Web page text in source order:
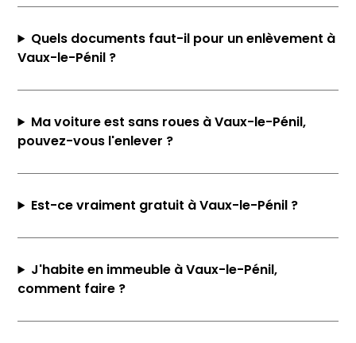
Quels documents faut-il pour un enlèvement à
Vaux-le-Pénil ?
Ma voiture est sans roues à Vaux-le-Pénil,
pouvez-vous l'enlever ?
Est-ce vraiment gratuit à Vaux-le-Pénil ?
J'habite en immeuble à Vaux-le-Pénil,
comment faire ?